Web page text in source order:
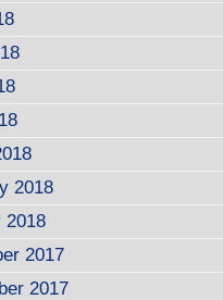
2018
2018
2017
2017